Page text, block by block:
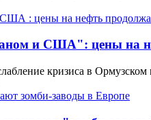
и США": цены на
кризиса в